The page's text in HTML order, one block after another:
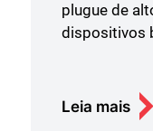
plugue de
dispositivos
Leia mais